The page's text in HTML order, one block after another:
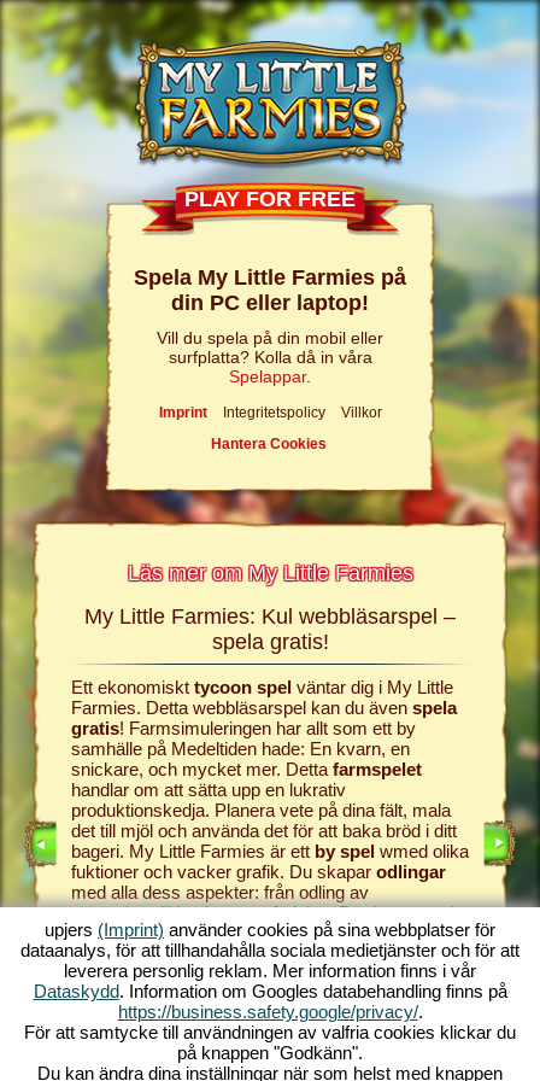
PLAY FOR FREE
Spela My Little Farmies på
din PC eller laptop!
Vill du spela på din mobil eller
surfplatta? Kolla då in våra
Spelappar.
Imprint Integritetspolicy
Villkor
Hantera Cookies
Läs mer om My Little Farmies
My
och
SPEL
My Little Farmies: Kul webbläsarspel –
spela gratis!
Ett ekonomiskt tycoon spelväntar dig i My Little
Farmies. Detta webbläsarspel kan du även spela
gratis! Farmsimuleringen har allt som ett by
samhälle på Medeltiden hade: En kvarn, en
snickare, och mycket mer. Detta farmspelet
handlar om att sätta upp en lukrativ
produktionskedja. Planera vete på dina fält, mala
det till mjöl och använda det för att baka bröd i ditt
bageri. My Little Farmies är ett by spelwmed olika
fuktioner och vacker grafik. Du skapar odlingar
med alla dess aspekter: från odling av
grönsakerttill boskapsuppfödning. Där kommer du
att mötafarmdjursom Mangalica grisen ellerde
vita Silkeshönsen. Skapa blommande landskap i
My Little Farmies – ett av debästa online spelen
genom tiderna, spela det gratis, nu!
Allt
farm
ger dig
i My
komma
Starta
av detta
världen
utan
upjers (Imprint) använder cookies på sina webbplatser för
dataanalys, för att tillhandahålla sociala medietjänster och för att
leverera personlig reklam. Mer information finns i vår
Dataskydd. Information om Googles databehandling finns på
https://business.safety.google/privacy/.
För att samtycke till användningen av valfria cookies klickar du
på knappen "Godkänn".
Du kan ändra dina inställningar när som helst med knappen